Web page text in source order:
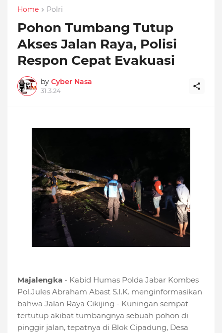
Home Polri
Pohon Tumbang Tutup
Akses Jalan Raya, Polisi
Respon Cepat Evakuasi
by Cyber Nasa
31.3.24
Majalengka - Kabid Humas Polda Jabar Kombes
Pol.Jules Abraham Abast S.I.K. menginformasikan
bahwa Jalan Raya Cikijing - Kuningan sempat
tertutup akibat tumbangnya sebuah pohon di
pinggir jalan, tepatnya di Blok Cipadung, Desa